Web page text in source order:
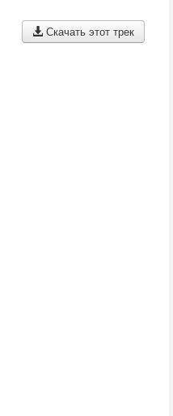
Скачать этот трек